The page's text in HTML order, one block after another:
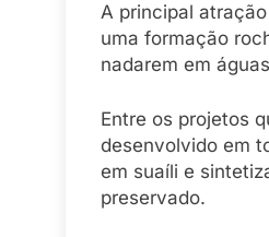
A principal
uma formação
nadarem em
Entre os projetos
desenvolvido em
em suaíli e
preservado.